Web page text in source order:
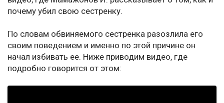
почему убил свою сестренку.
По словам обвиняемого сестренка разозлила его
своим поведением и именно по этой причине он
начал избивать ее. Ниже приводим видео, где
подробно говорится от этом: